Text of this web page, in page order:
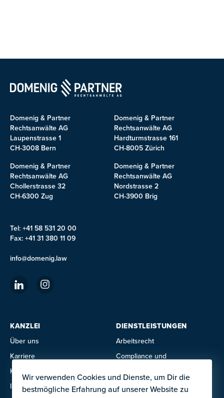
Domenig & Partner
Rechtsanwälte AG
Laupenstrasse 1
CH-3008 Bern
Domenig & Partner
Rechtsanwälte AG
Hardturmstrasse 161
CH-8005 Zürich
Domenig & Partner
Rechtsanwälte AG
Chollerstrasse 32
CH-6300 Zug
Domenig & Partner
Rechtsanwälte AG
Nordstrasse 2
CH-3900 Brig
Tel: +41 58 531 20 00
Fax: +41 31 380 11 09
info@domenig.law
KANZLEI
Über uns
Karriere
Kontakte
Impressum
DIENSTLEISTUNGEN
Arbeitsrecht
Compliance und
Datenschutz
Gesellschafts- und
Wir verwenden Cookies und Dienste, um Dir die
bestmögliche Erfahrung auf unserer Website zu